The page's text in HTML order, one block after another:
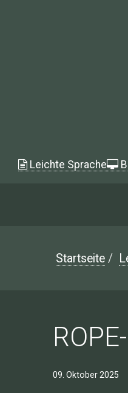
Leichte Sprache
Startseite /
09. Oktober 2025